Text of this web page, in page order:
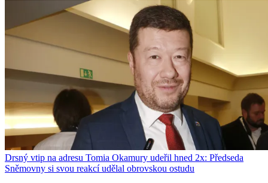
Drsný vtip na adresu Tomia Okamury udeřil hned 2x: Předseda
Sněmovny si svou reakcí udělal obrovskou ostudu